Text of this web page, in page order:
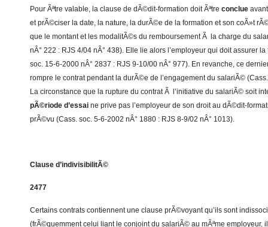
Pour Ãªtre valable, la clause de dÃ©dit-formation doit Ãªtre conclue
et prÃ©ciser la date, la nature, la durÃ©e de la formation et son coÃ»t
que le montant et les modalitÃ©s du remboursement Ã la charge du
nÂ° 222 : RJS 4/04 nÂ° 438). Elle lie alors l’employeur qui doit assurer
soc. 15-6-2000 nÂ° 2837 : RJS 9-10/00 nÂ° 977). En revanche, ce
rompre le contrat pendant la durÃ©e de l’engagement du salariÃ©
La circonstance que la rupture du contrat Ã l’initiative du salariÃ© soit
pÃ©riode d’essai ne prive pas l’employeur de son droit au dÃ©dit-
prÃ©vu (Cass. soc. 5-6-2002 nÂ° 1880 : RJS 8-9/02 nÂ° 1013).
Clause d’indivisibilitÃ©
2477
Certains contrats contiennent une clause prÃ©voyant qu’ils sont
(frÃ©quemment celui liant le conjoint du salariÃ© au mÃªme employeur,